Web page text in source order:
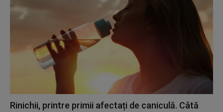
Rinichii, printre primii afectați de caniculă. Câtă